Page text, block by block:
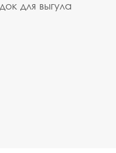
для выгула